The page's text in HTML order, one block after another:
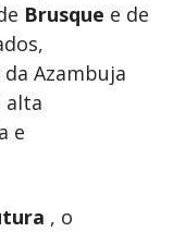
Brusque e de
Azambuja
alta
e
, o